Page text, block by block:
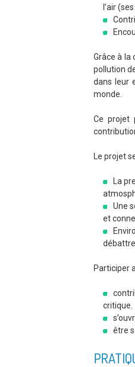
l’air
Grâce à la
pollution
dans leur
monde.
Ce projet
Le projet
La
Une
et
Participer
critique.
être